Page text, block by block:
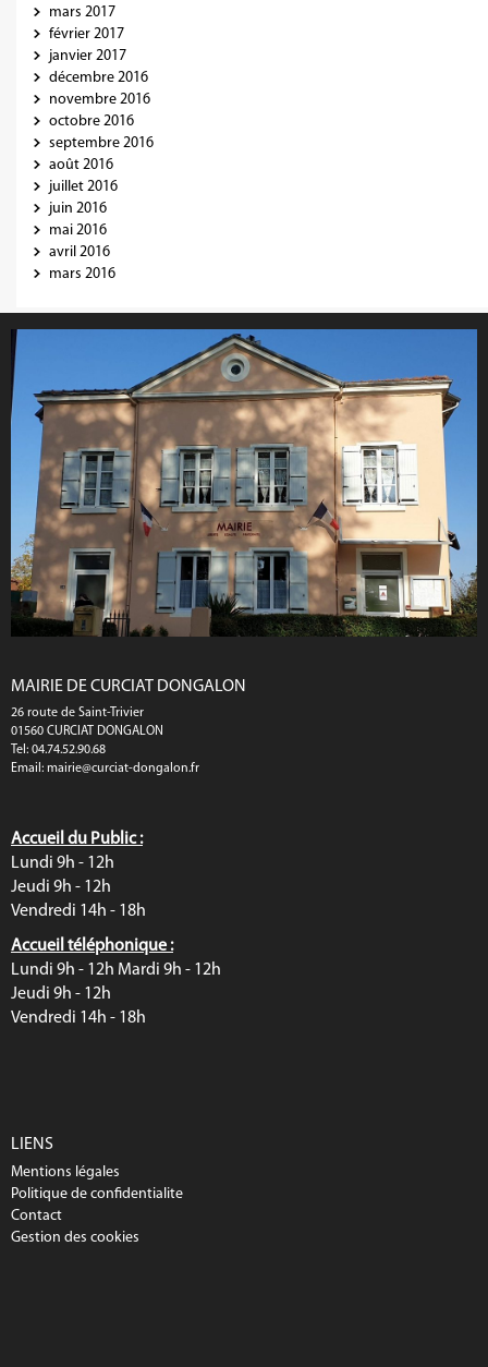
mars 2017
février 2017
janvier 2017
décembre 2016
novembre 2016
octobre 2016
septembre 2016
août 2016
juillet 2016
juin 2016
mai 2016
avril 2016
mars 2016
MAIRIE DE CURCIAT DONGALON
26 route de Saint-Trivier
01560 CURCIAT DONGALON
Tel: 04.74.52.90.68
Email: mairie@curciat-dongalon.fr
Accueil du Public :
Lundi 9h - 12h
Jeudi 9h - 12h
Vendredi 14h - 18h
Accueil téléphonique :
Lundi 9h - 12h Mardi 9h - 12h
Jeudi 9h - 12h
Vendredi 14h - 18h
LIENS
Mentions légales
Politique de confidentialite
Contact
Gestion des cookies